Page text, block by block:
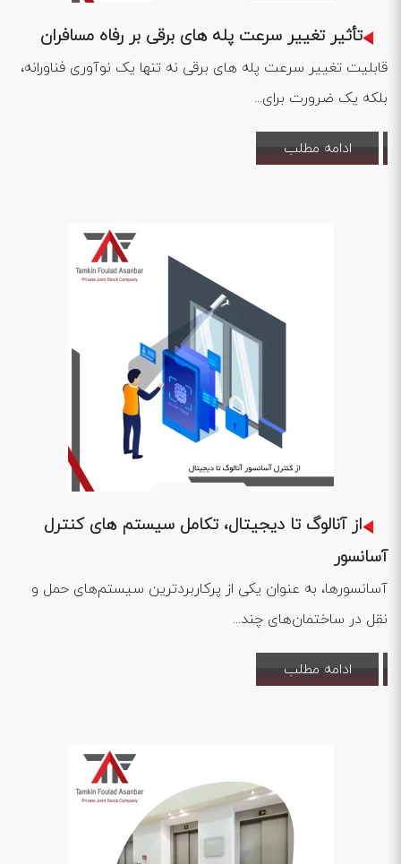
تأثیر تغییر سرعت پله های برقی بر رفاه مسافران
قابلیت تغییر سرعت پله های برقی نه تنها یک نوآوری فناورانه،
بلکه یک ضرورت برای...
ادامه مطلب
از آنالوگ تا دیجیتال، تکامل سیستم های کنترل
آسانسور
آسانسورها، به عنوان یکی از پرکاربردترین سیستم‌های حمل و
نقل در ساختمان‌های چند...
ادامه مطلب